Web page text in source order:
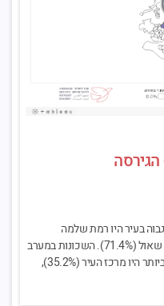
-- הגירסה
בעיר היו רמת שלמה
(82.2%), רמות אלון-צפון (72.5%) וגבעת שאול (71.4%). השכונות במערב
העיר בהן נרשם אחוז ההשתתפות הנמוך ביותר היו מרכז העיר (35.2%),